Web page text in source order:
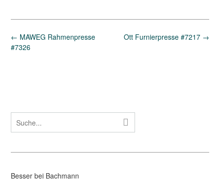
Post
navigation
Ott Furnierpresse #7217 →
← MAWEG Rahmenpresse
#7326
Besser bei Bachmann